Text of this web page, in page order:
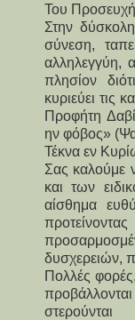
Του
Στην
σύνεση,
αλληλεγγύη,
πλησίον
κυριεύει τις
Προφήτη
ην φόβος»
Τέκνα εν
Σας καλούμε
και των
αίσθημα
δυσχερειών,
Πολλές
στερούνται